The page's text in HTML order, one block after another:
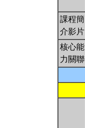
課程簡
介影片
核心能
力關聯